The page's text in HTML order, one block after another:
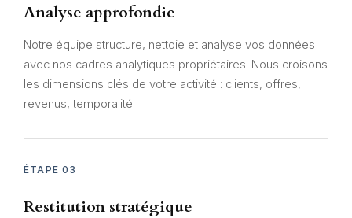
Analyse approfondie
Notre équipe structure, nettoie et analyse vos données
avec nos cadres analytiques propriétaires. Nous croisons
les dimensions clés de votre activité : clients, offres,
revenus, temporalité.
ÉTAPE 03
Restitution stratégique